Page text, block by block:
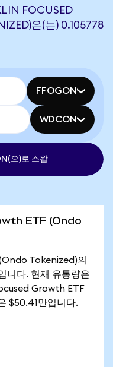
FOCUSED
은(는) 0.105778
FFOGON
WDCON
으)로 스왑
ETF (Ondo
Tokenized)의
니다. 현재 유통량은
Growth ETF
$50.41만입니다.